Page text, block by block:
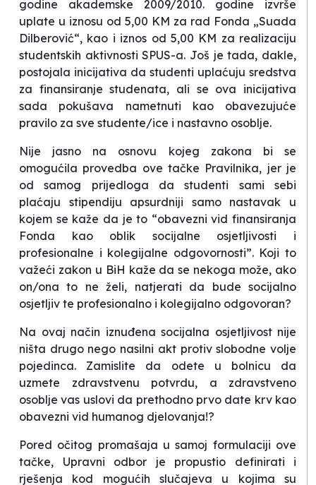
godine akademske 2009/2010. godine izvrše
uplate u iznosu od 5,00 KM za rad Fonda „Suada
Dilberović“, kao i iznos od 5,00 KM za realizaciju
studentskih aktivnosti SPUS-a. Još je tada, dakle,
postojala inicijativa da studenti uplaćuju sredstva
za finansiranje studenata, ali se ova inicijativa
sada pokušava nametnuti kao obavezujuće
pravilo za sve studente/ice i nastavno osoblje.
Nije jasno na osnovu kojeg zakona bi se
omogućila provedba ove tačke Pravilnika, jer je
od samog prijedloga da studenti sami sebi
plaćaju stipendiju apsurdniji samo nastavak u
kojem se kaže da je to “obavezni vid finansiranja
Fonda kao oblik socijalne osjetljivosti i
profesionalne i kolegijalne odgovornosti”. Koji to
važeći zakon u BiH kaže da se nekoga može, ako
on/ona to ne želi, natjerati da bude socijalno
osjetljiv te profesionalno i kolegijalno odgovoran?
Na ovaj način iznuđena socijalna osjetljivost nije
ništa drugo nego nasilni akt protiv slobodne volje
pojedinca. Zamislite da odete u bolnicu da
uzmete zdravstvenu potvrdu, a zdravstveno
osoblje vas uslovi da prethodno prvo date krv kao
obavezni vid humanog djelovanja!?
Pored očitog promašaja u samoj formulaciji ove
tačke, Upravni odbor je propustio definirati i
rješenja kod mogućih slučajeva u kojima su